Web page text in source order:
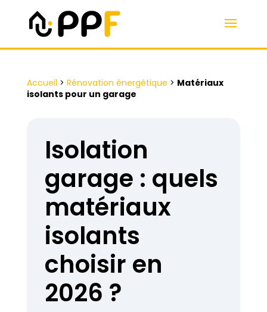
Accueil > Rénovation énergétique > Matériaux
isolants pour un garage
Isolation
garage : quels
matériaux
isolants
choisir en
2026 ?